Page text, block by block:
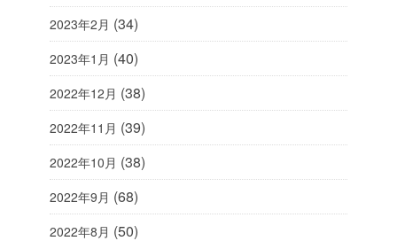
2023年2月 (34)
2023年1月 (40)
2022年12月 (38)
2022年11月 (39)
2022年10月 (38)
2022年9月 (68)
2022年8月 (50)